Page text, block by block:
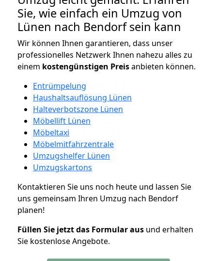
Sie, wie einfach ein Umzug von
Lünen nach Bendorf sein kann
Wir können Ihnen garantieren, dass unser
professionelles Netzwerk Ihnen nahezu alles zu
einem kostengünstigen Preisanbieten können.
Entrümpelung
Haushaltsauflösung Lünen
Halteverbotszone Lünen
Möbellift Lünen
Möbeltaxi
Möbelmitfahrzentrale
Umzugshelfer Lünen
Umzugskartons
Kontaktieren Sie uns noch heute und lassen Sie
uns gemeinsam Ihren Umzug nach Bendorf
planen!
Füllen Sie jetzt das Formular aus und erhalten
Sie kostenlose Angebote.